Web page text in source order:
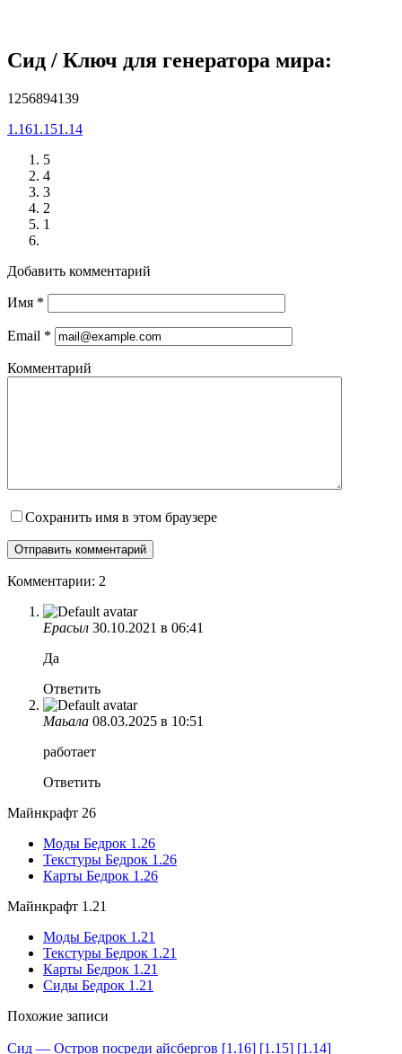
Cид / Ключ для генератора мира:
1256894139
1.161.151.14
5
4
3
2
1
Добавить комментарий
Имя *
Email *
Комментарий
Сохранить имя в этом браузере
Комментарии: 2
Ерасыл 30.10.2021 в 06:41
Да
Ответить
Маьала 08.03.2025 в 10:51
работает
Ответить
Майнкрафт 26
Моды Бедрок 1.26
Текстуры Бедрок 1.26
Карты Бедрок 1.26
Майнкрафт 1.21
Моды Бедрок 1.21
Текстуры Бедрок 1.21
Карты Бедрок 1.21
Сиды Бедрок 1.21
Похожие записи
Сид — Остров посреди айсбергов [1.16] [1.15] [1.14]